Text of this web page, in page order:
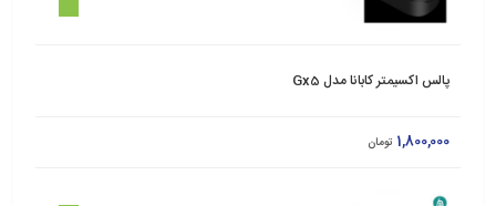
پالس اکسیمتر کابانا مدل Gx5
1,800,000 تومان